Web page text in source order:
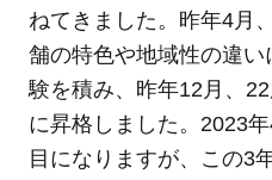
ねてきました。昨年4月
舗の特色や地域性の違
験を積み、昨年12月、
に昇格しました。2023
目になりますが、この3